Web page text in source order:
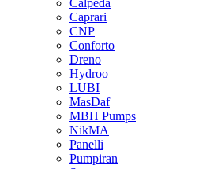
Calpeda
Caprari
CNP
Conforto
Dreno
Hydroo
LUBI
MasDaf
MBH Pumps
NikMA
Panelli
Pumpiran